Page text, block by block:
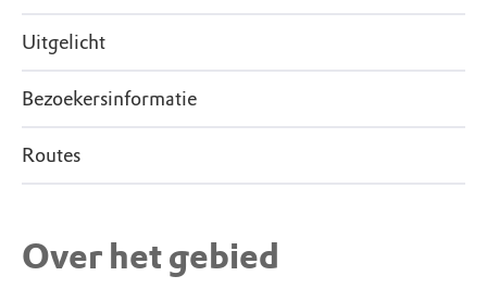
Uitgelicht
Bezoekersinformatie
Routes
Over het gebied